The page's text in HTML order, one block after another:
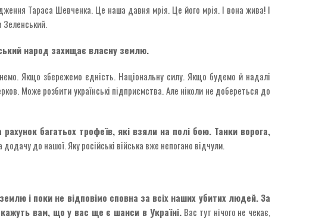
Тараса Шевченка. Це наша давня мрія. Це його мрія. І вона жива! І
Зеленський.
народ захищає власну землю.
Якщо збережемо єдність. Національну силу. Якщо будемо й надалі
Може розбити українські підприємства. Але ніколи не добереться до
багатьох трофеїв, які взяли на полі бою. Танки ворога,
до нашої. Яку російські війська вже непогано відчули.
і поки не відповімо сповна за всіх наших убитих людей. За
вам, що у вас ще є шанси в Україні. Вас тут нічого не чекає,